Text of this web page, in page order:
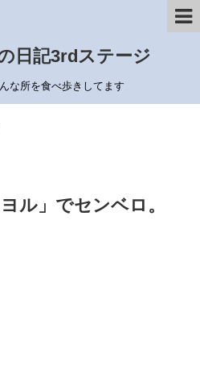
日記3rdステージ
な所を食べ歩きしてます
ル」でセンベロ。